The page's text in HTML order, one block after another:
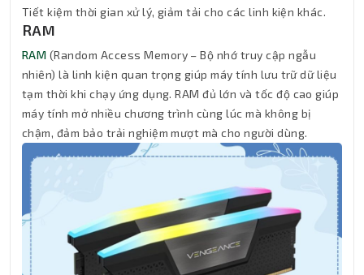
Tiết kiệm thời gian xử lý, giảm tải cho các linh kiện khác.
RAM
RAM (Random Access Memory – Bộ nhớ truy cập ngẫu
nhiên) là linh kiện quan trọng giúp máy tính lưu trữ dữ liệu
tạm thời khi chạy ứng dụng. RAM đủ lớn và tốc độ cao giúp
máy tính mở nhiều chương trình cùng lúc mà không bị
chậm, đảm bảo trải nghiệm mượt mà cho người dùng.